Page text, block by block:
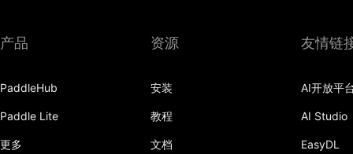
产品
PaddleHub
Paddle Lite
更多
资源
安装
教程
文档
友情链
AI开放平
AI Studio
EasyDL